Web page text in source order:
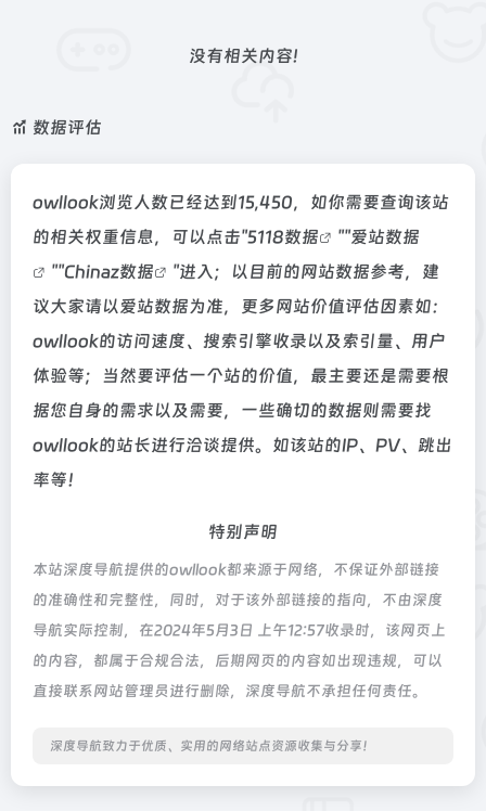
没有相关内容!
数据评估
owllook浏览人数已经达到15,450，如你需要查询该站
的相关权重信息，可以点击"5118数据 ""爱站数据
""Chinaz数据
"进入；以目前的网站数据参考，建
议大家请以爱站数据为准，更多网站价值评估因素如：
owllook的访问速度、搜索引擎收录以及索引量、用户
体验等；当然要评估一个站的价值，最主要还是需要根
据您自身的需求以及需要，一些确切的数据则需要找
owllook的站长进行洽谈提供。如该站的IP、PV、跳出
率等！
特别声明
本站深度导航提供的owllook都来源于网络，不保证外部链接
的准确性和完整性，同时，对于该外部链接的指向，不由深度
导航实际控制，在2024年5月3日 上午12:57收录时，该网页上
的内容，都属于合规合法，后期网页的内容如出现违规，可以
直接联系网站管理员进行删除，深度导航不承担任何责任。
深度导航致力于优质、实用的网络站点资源收集与分享！